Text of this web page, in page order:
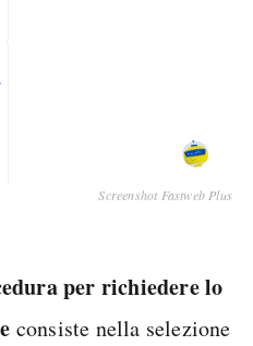
Screenshot Fastweb Plus
per richiedere lo
consiste nella selezione